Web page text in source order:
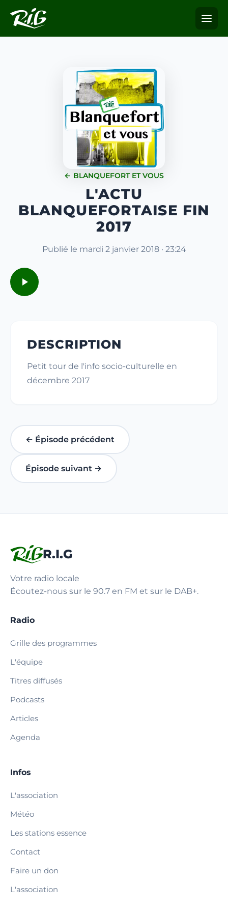
← BLANQUEFORT ET VOUS
L'ACTU
BLANQUEFORTAISE FIN
2017
Publié le mardi 2 janvier 2018 · 23:24
DESCRIPTION
Petit tour de l'info socio-culturelle en
décembre 2017
← Épisode précédent
Épisode suivant →
R.I.G
Votre radio locale
Écoutez-nous sur le 90.7 en FM et sur le DAB+.
Radio
Grille des programmes
L'équipe
Titres diffusés
Podcasts
Articles
Agenda
Infos
L'association
Météo
Les stations essence
Contact
Faire un don
L'association